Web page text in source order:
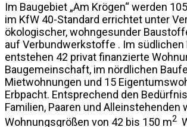
Im Baugebiet „Am Krögen“ werden
im KfW 40-Standard errichtet unter
ökologischer, wohngesunder
auf Verbundwerkstoffe . Im südlichen
entstehen 42 privat finanzierte
Baugemeinschaft, im nördlichen
Mietwohnungen und 15
Erbpacht. Entsprechend den
Familien, Paaren und Alleinstehenden
Wohnungsgrößen von 42 bis 150 m2